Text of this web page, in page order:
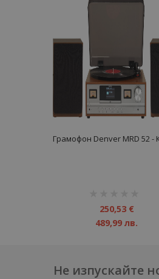
Грамофон Denver MRD 52 -
250,53 €
489,99 лв.
Не изпускайте